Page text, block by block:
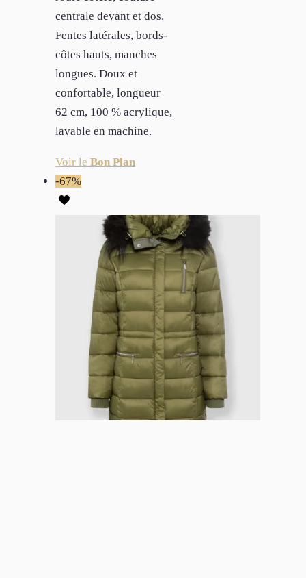
centrale devant et dos.
Fentes latérales, bords-
côtes hauts, manches
longues. Doux et
confortable, longueur
62 cm, 100 % acrylique,
lavable en machine.
Voir le Bon Plan
-67%